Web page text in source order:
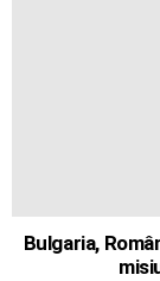
Bulgaria,